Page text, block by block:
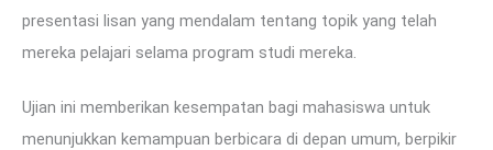
presentasi lisan yang mendalam tentang topik yang telah
mereka pelajari selama program studi mereka.
Ujian ini memberikan kesempatan bagi mahasiswa untuk
menunjukkan kemampuan berbicara di depan umum, berpikir